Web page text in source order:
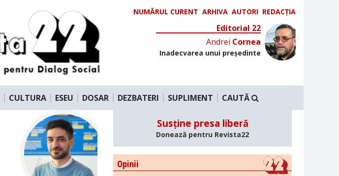
NUMĂRUL CURENT ARHIVA AUTORI REDACȚIA
Editorial 22
Andrei Cornea
Inadecvarea unui președinte
CULTURA ESEU DOSAR DEZBATERI SUPLIMENT CAUTĂ
Susține presa liberă
Donează pentru Revista22
Opinii